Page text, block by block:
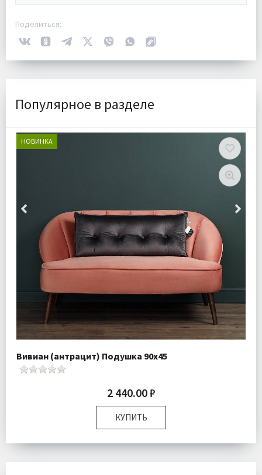
Поделиться:
Популярное в разделе
НОВИНКА
Вивиан (антрацит) Подушка 90х45
2 440.00 ₽
КУПИТЬ
Размер:
90x45 см